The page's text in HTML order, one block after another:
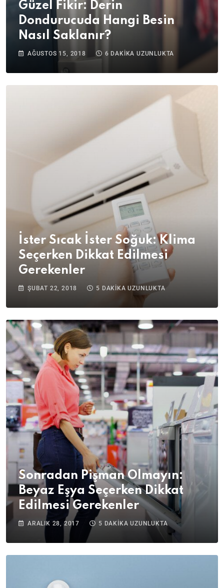
Güzel Fikir: Derin
Dondurucuda Hangi Besin
Nasıl Saklanır?
AĞUSTOS 15, 2018 6 DAKIKA UZUNLUKTA
İster Sıcak İster Soğuk: Klima
Seçerken Dikkat Edilmesi
Gerekenler
ŞUBAT 22, 2018 5 DAKIKA UZUNLUKTA
Sonradan Pişman Olmayın:
Beyaz Eşya Seçerken Dikkat
Edilmesi Gerekenler
ARALIK 28, 2017 5 DAKIKA UZUNLUKTA